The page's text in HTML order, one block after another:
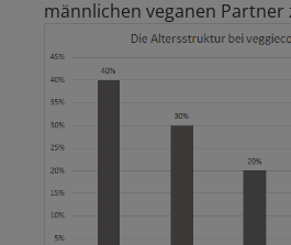
männlichen veganen Partner